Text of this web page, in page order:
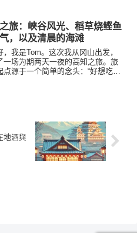
津若松，一泊二日的行程，既不過
，又有一點點對自己...
旅：峡谷风光、稻草烧鲣鱼
，以及清晨的海滩
，我是Tom。这次我从冈山出发，
一场为期两天一夜的高知之旅。旅
点源于一个简单的念头：“好想吃一
地酒與